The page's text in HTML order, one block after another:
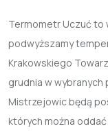
Termometr Uczuć to
podwyższamy
Krakowskiego
grudnia w wybranych
Mistrzejowic będą
których można